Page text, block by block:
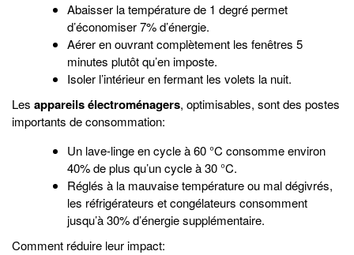
Abaisser la température de 1 degré permet
d’économiser 7% d’énergie.
Aérer en ouvrant complètement les fenêtres 5
minutes plutôt qu’en imposte.
Isoler l’intérieur en fermant les volets la nuit.
Les appareils électroménagers, optimisables, sont des postes
importants de consommation:
Un lave-linge en cycle à 60 °C consomme environ
40% de plus qu’un cycle à 30 °C.
Réglés à la mauvaise température ou mal dégivrés,
les réfrigérateurs et congélateurs consomment
jusqu’à 30% d’énergie supplémentaire.
Comment réduire leur impact: